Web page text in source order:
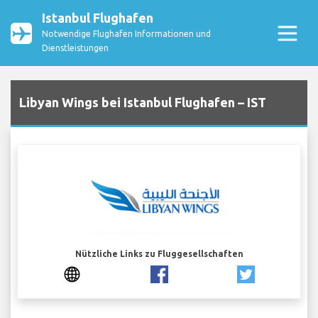
Istanbul Flughafen
Notwendige Flughafen Informationen und
Dienstleistungen
Libyan Wings bei Istanbul Flughafen – IST
Nützliche Links zu Fluggesellschaften